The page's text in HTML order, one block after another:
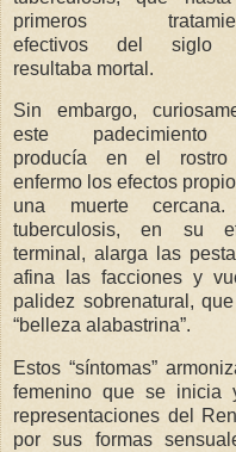
primeros
efectivos del siglo
resultaba mortal.
Sin embargo,
este
producía en el rostro
enfermo los efectos
una muerte
tuberculosis, en su
terminal, alarga las
afina las facciones y
palidez sobrenatural,
“belleza alabastrina”.
Estos “síntomas”
femenino que se inicia
representaciones del
por sus formas